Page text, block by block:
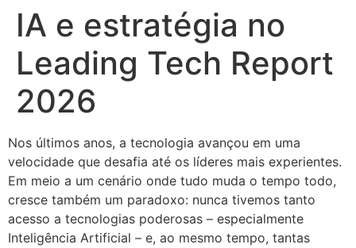
IA e estratégia no
Leading Tech Report
2026
Nos últimos anos, a tecnologia avançou em uma
velocidade que desafia até os líderes mais experientes.
Em meio a um cenário onde tudo muda o tempo todo,
cresce também um paradoxo: nunca tivemos tanto
acesso a tecnologias poderosas – especialmente
Inteligência Artificial – e, ao mesmo tempo, tantas